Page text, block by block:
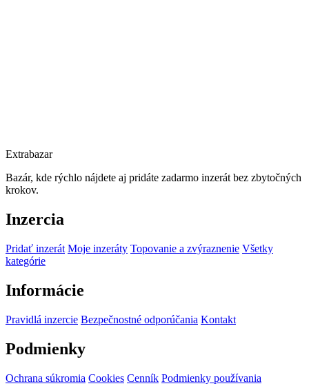
Extrabazar
Bazár, kde rýchlo nájdete aj pridáte zadarmo inzerát bez zbytočných
krokov.
Inzercia
Pridať inzerát Moje inzeráty Topovanie a zvýraznenie Všetky
kategórie
Informácie
Pravidlá inzercie Bezpečnostné odporúčania Kontakt
Podmienky
Ochrana súkromia Cookies Cenník Podmienky používania